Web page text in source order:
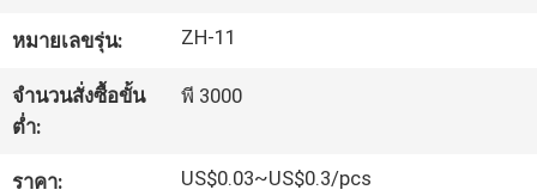
โรงงาน
หมายเลขรุ่น: ZH-11
จำนวนสั่งซื้อขั้น
ต่ำ:
พี 3000
ราคา: US$0.03~US$0.3/pcs